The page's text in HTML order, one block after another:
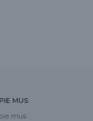
MUS
mus